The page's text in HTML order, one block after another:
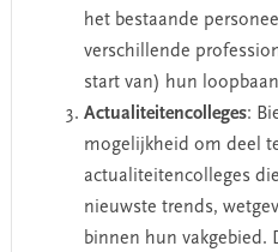
het bestaande
verschillende
start van) hun
Actualiteitencolleges:
mogelijkheid om deel
actualiteitencolleges
nieuwste trends,
binnen hun vakgebied.